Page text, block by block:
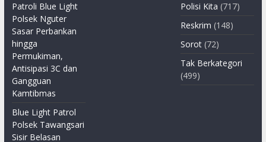
Patroli Blue Light
Polsek Nguter
Sasar Perbankan
hingga
Permukiman,
Antisipasi 3C dan
Gangguan
Kamtibmas
Blue Light Patrol
Polsek Tawangsari
Sisir Belasan
Polisi Kita (717)
Reskrim (148)
Sorot (72)
Tak Berkategori
(499)